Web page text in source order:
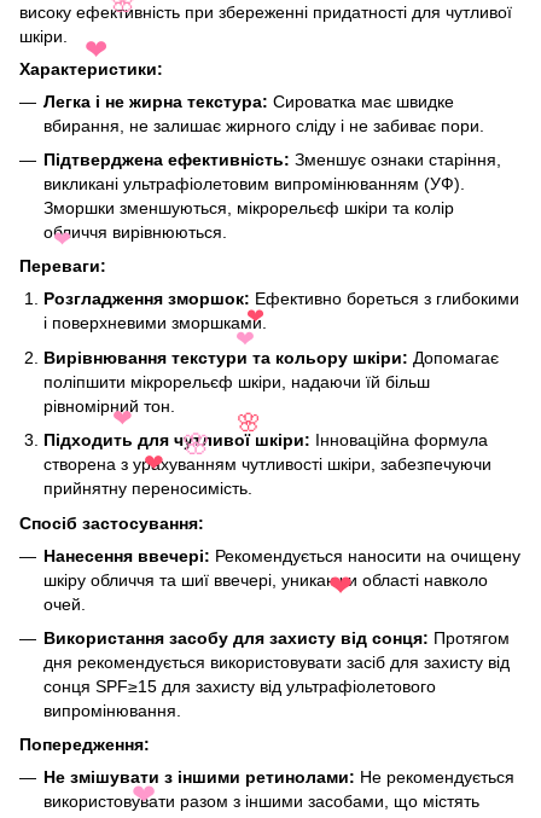
високу ефективність при збереженні придатності для чутливої
шкіри.
Характеристики:
Легка і не жирна текстура: Сироватка має швидке
вбирання, не залишає жирного сліду і не забиває пори.
Підтверджена ефективність: Зменшує ознаки старіння,
викликані ультрафіолетовим випромінюванням (УФ).
Зморшки зменшуються, мікрорельєф шкіри та колір
обличчя вирівнюються.
Переваги:
Розгладження зморшок: Ефективно бореться з глибокими
і поверхневими зморшками.
Вирівнювання текстури та кольору шкіри: Допомагає
поліпшити мікрорельєф шкіри, надаючи їй більш
рівномірний тон.
Підходить для чутливої шкіри: Інноваційна формула
створена з урахуванням чутливості шкіри, забезпечуючи
прийнятну переносимість.
Спосіб застосування:
Нанесення ввечері: Рекомендується наносити на очищену
шкіру обличчя та шиї ввечері, уникаючи області навколо
очей.
Використання засобу для захисту від сонця: Протягом
дня рекомендується використовувати засіб для захисту від
сонця SPF≥15 для захисту від ультрафіолетового
випромінювання.
Попередження:
Не змішувати з іншими ретинолами: Не рекомендується
використовувати разом з іншими засобами, що містять
🌸
❤
❤
❤
❤
❤
❤
🌸